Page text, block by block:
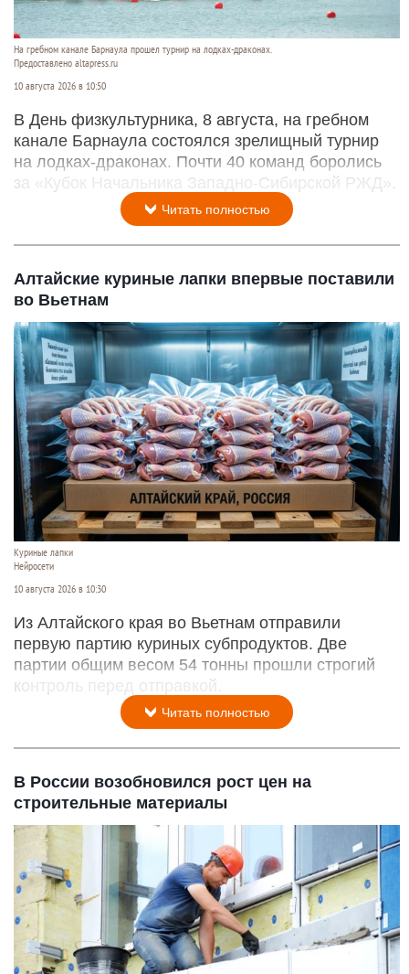
На гребном канале Барнаула прошел турнир на лодках-драконах.
Предоставлено altapress.ru
10 августа 2026 в 10:50
В День физкультурника, 8 августа, на гребном
канале Барнаула состоялся зрелищный турнир
на лодках-драконах. Почти 40 команд боролись
за «Кубок Начальника Западно-Сибирской РЖД».
Читать полностью
Алтайские куриные лапки впервые поставили
во Вьетнам
Куриные лапки
Нейросети
10 августа 2026 в 10:30
Из Алтайского края во Вьетнам отправили
первую партию куриных субпродуктов. Две
партии общим весом 54 тонны прошли строгий
контроль перед отправкой.
Читать полностью
В России возобновился рост цен на
строительные материалы